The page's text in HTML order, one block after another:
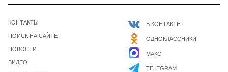
КОНТАКТЫ
ПОИСК НА САЙТЕ
НОВОСТИ
ВИДЕО
В КОНТАКТЕ
ОДНОКЛАССНИКИ
МАКС
TELEGRAM